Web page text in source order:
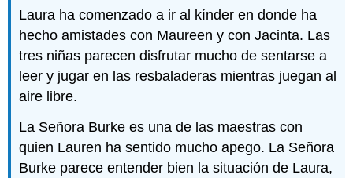
Laura ha comenzado a ir al kínder en donde ha
hecho amistades con Maureen y con Jacinta. Las
tres niñas parecen disfrutar mucho de sentarse a
leer y jugar en las resbaladeras mientras juegan al
aire libre.
La Señora Burke es una de las maestras con
quien Lauren ha sentido mucho apego. La Señora
Burke parece entender bien la situación de Laura,